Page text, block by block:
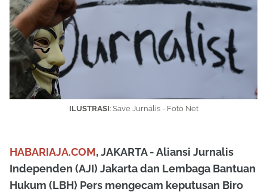
ILUSTRASI: Save Jurnalis - Foto Net
HABARIAJA.COM, JAKARTA - Aliansi Jurnalis
Independen (AJI) Jakarta dan Lembaga Bantuan
Hukum (LBH) Pers mengecam keputusan Biro